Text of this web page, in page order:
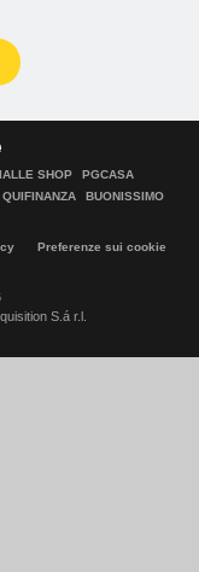
SHOP
PGCASA
QUIFINANZA
BUONISSIMO
Preferenze sui cookie
S.á r.l.